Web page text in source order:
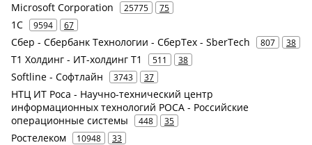
Microsoft Corporation 25775 75
1С 9594 67
Сбер - Сбербанк Технологии - СберТех - SberTech 807 38
Т1 Холдинг - ИТ-холдинг Т1 511 38
Softline - Софтлайн 3743 37
НТЦ ИТ Роса - Научно-технический центр
информационных технологий РОСА - Российские
операционные системы
448 35
Ростелеком 10948 33